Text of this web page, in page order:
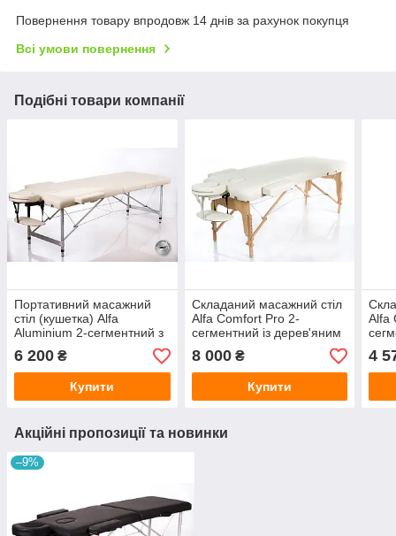
Повернення товару впродовж 14 днів за рахунок покупця
Всі умови повернення
Подібні товари компанії
Портативний масажний
стіл (кушетка) Alfa
Aluminium 2-сегментний з
алюмінієвим каркасом,
ширина 70 см
6 200 ₴
Купити
Складаний масажний стіл
Alfa Comfort Pro 2-
сегментний із дерев'яним
каркасом, ширина 70 см
8 000₴
Купити
Alfa
4
Акційні пропозиції та новинки
–9%